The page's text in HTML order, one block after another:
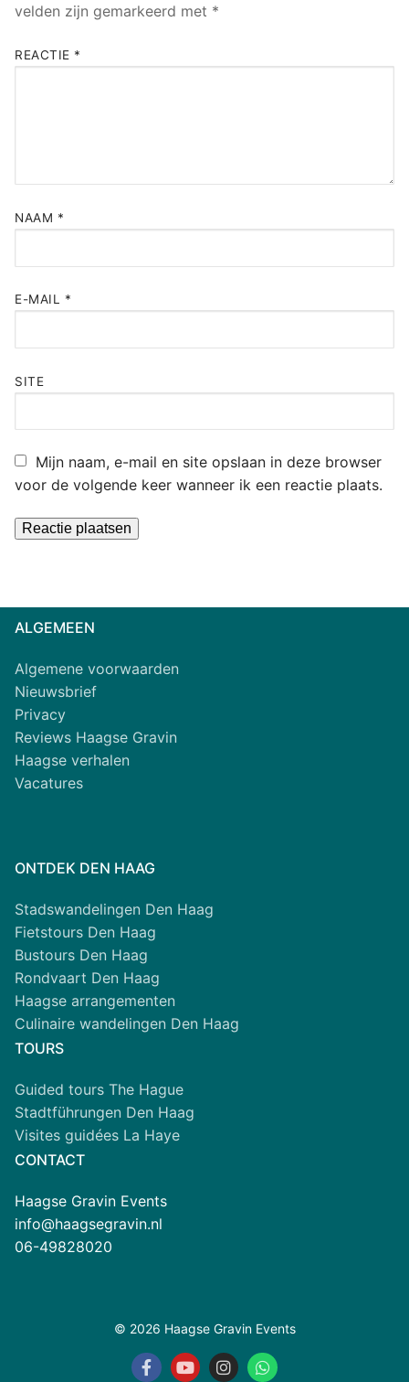
velden zijn gemarkeerd met *
REACTIE *
NAAM *
E-MAIL *
SITE
Mijn naam, e-mail en site opslaan in deze browser
voor de volgende keer wanneer ik een reactie plaats.
ALGEMEEN
Algemene voorwaarden
Nieuwsbrief
Privacy
Reviews Haagse Gravin
Haagse verhalen
Vacatures
ONTDEK DEN HAAG
Stadswandelingen Den Haag
Fietstours Den Haag
Bustours Den Haag
Rondvaart Den Haag
Haagse arrangementen
Culinaire wandelingen Den Haag
TOURS
Guided tours The Hague
Stadtführungen Den Haag
Visites guidées La Haye
CONTACT
Haagse Gravin Events
info@haagsegravin.nl
06-49828020
© 2026 Haagse Gravin Events